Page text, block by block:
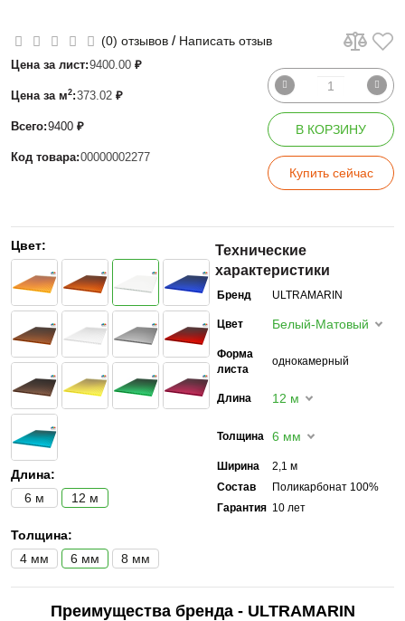
(0) отзывов / Написать отзыв
Цена за лист:9400.00 ₽
Цена за м2:373.02 ₽
Всего:9400 ₽
Код товара:00000002277
В КОРЗИНУ
Купить сейчас
Цвет:
Длина:
6 м
12 м
Толщина:
4 мм
6 мм 8 мм
Технические
характеристики
Бренд ULTRAMARIN
Цвет Белый-Матовый
Форма
листа
однокамерный
Длина 12 м
Толщина 6 мм
Ширина
2,1 м
Состав
Поликарбонат 100%
Гарантия 10 лет
Преимущества бренда - ULTRAMARIN